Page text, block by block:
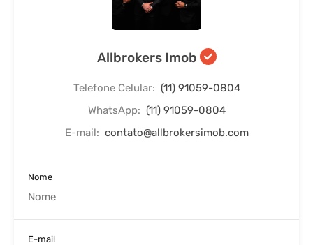
Allbrokers Imob
Telefone Celular: (11) 91059-0804
WhatsApp: (11) 91059-0804
E-mail: contato@allbrokersimob.com
Nome
E-mail